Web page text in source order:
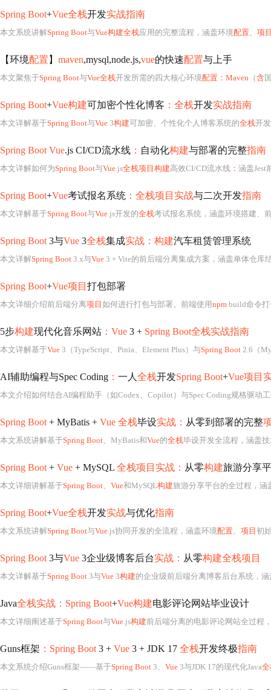
Spring Boot+Vue全栈开发实战指南
本文系统讲解Spring Boot与Vue构建全栈应用的完整流程，涵盖环境配置、 项
【环境配置 】 maven,mysql,node.js,vue的快速配置与上手
本文聚焦于Spring Boot与Vue全栈开发所需的四大核心环境配置：Maven （含
Spring Boot+Vue构建可加密个性化博客 ：全栈开发实战指南
本文详解基于Spring Boot与Vue 3构建可加密、个性化个人博客系统的全栈开发实践，涵盖技术选型（
Spring Boot Vue.js CI/CD流水线 ： 自动化构建与部署的完整指南
本文详解如何为Spring Boot与Vue.js全栈项目构建高效CI/CD流水线 ： 涵盖Jest
Spring Boot+Vue考试报名系统 ：全栈项目实战与二次开发指南
本文详解基于Spring Boot与Vue.js开发的全栈考试报名系统，涵盖环境搭建、前后端启动、核心功能测试（考生报名、管理
Spring Boot 3与Vue 3全栈集成实战：构建汽车租赁管理系统
本文详解Spring Boot 3.x与Vue 3 + Vite的前后端分离集成方案，涵盖单体仓库
Spring Boot+Vue项目 打包部署
本文详细介绍前后端分离项目 如何进行打包与部署。前端使用npm build命令
5步构建现代化音乐网站 ：Vue 3 + Spring Boot全栈实战指南
本文详解基于Vue 3（TypeScript、Pinia、Element Plus）与Spring Boot 2.6（
AI辅助编程与Spec Coding ： 一人 全栈开发Spring Boot+Vue项目
本文介绍如何结合AI编程助手（如Codex、Copilot）与Spec Coding规格驱动
Spring Boot + MyBatis + Vue 全栈毕设实战： 从零到部署的完整
本文系统讲解基于Spring Boot、MyBatis和Vue的全栈毕设开发全流程，涵盖
Spring Boot + Vue + MySQL 全栈项目实战： 从零构建旅游分享
本文详细讲解基于Spring Boot、 Vue和MySQL构建旅游分享平台的全过程，涵盖技术选型、环境搭建、数据库设计
Spring Boot+Vue全栈开发实战与优化指南
本文系统讲解Spring Boot与Vue.js协同开发的全流程，涵盖环境配置、 项目 初始化、前后端联调
Spring Boot 3与Vue 3企业级博客后台实战： 从零构建全栈项目
本文详解基于Spring Boot 3与Vue 3构建的企业级前后端分离博客后台系统，涵盖环境搭建、JWT认证、RBAC权限控制、MyBatis-Plus CRUD、文件
Java全栈实战：Spring Boot+Vue构建电影评论网站毕业设计
本文详细阐述基于Spring Boot与Vue.js构建前后端分离的电影评论网站全过程，涵盖技术选型依据、
Guns框架 ：Spring Boot 3 + Vue 3 + JDK 17 全栈开发终极指南
本文系统介绍Guns框架——基于Spring Boot 3、 Vue 3与JDK 17的现代化Java